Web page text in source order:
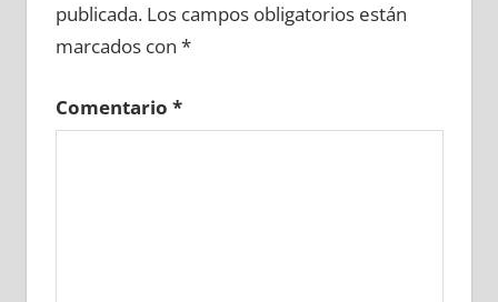
publicada. Los campos obligatorios están
marcados con *
Comentario *